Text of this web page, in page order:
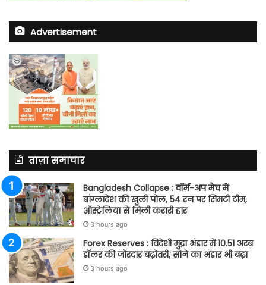
Advertisement
ताज़ा समाचार
Bangladesh Collapse : वॉर्म-अप मैच में
बांग्लादेश की खुली पोल, 54 रन पर सिमटी टीम,
ऑस्ट्रेलिया से मिली करारी हार
3 hours ago
Forex Reserves : विदेशी मुद्रा भंडार में 10.51 अरब
डॉलर की जोरदार बढ़ोतरी, सोने का भंडार भी बढ़ा
3 hours ago